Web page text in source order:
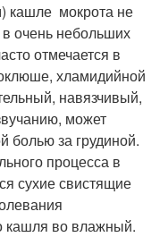
кашле мокрота не
очень небольших
отмечается в
хламидийной
навязчивый,
может
болью за грудиной.
процесса в
сухие свистящие
кашля во влажный.